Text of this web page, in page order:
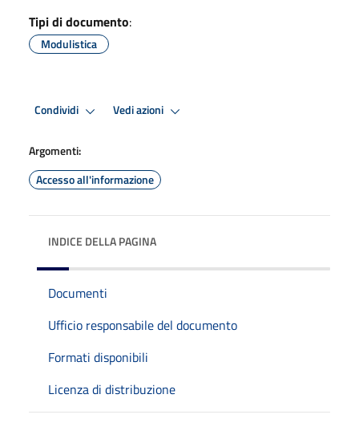
Tipi di documento:
Modulistica
Condividi Vedi azioni
Argomenti:
Accesso all'informazione
INDICE DELLA PAGINA
Documenti
Ufficio responsabile del documento
Formati disponibili
Licenza di distribuzione